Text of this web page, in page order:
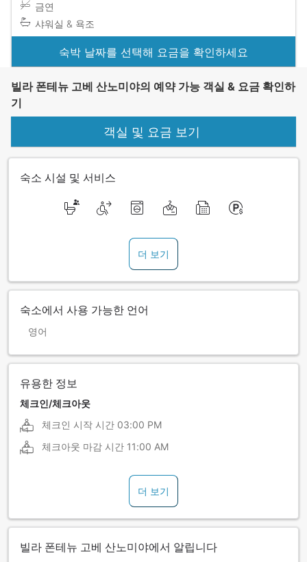
금연
샤워실 & 욕조
숙박 날짜를 선택해 요금을 확인하세요
빌라 폰테뉴 고베 산노미야의 예약 가능 객실 & 요금 확인하
기
객실 및 요금 보기
숙소 시설 및 서비스
더 보기
숙소에서 사용 가능한 언어
영어
유용한 정보
체크인/체크아웃
체크인 시작 시간 03:00 PM
체크아웃 마감 시간 11:00 AM
더 보기
빌라 폰테뉴 고베 산노미야에서 알립니다